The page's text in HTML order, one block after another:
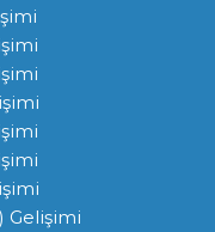
Gelişimi